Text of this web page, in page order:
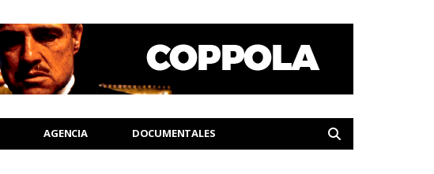
AGENCIA DOCUMENTALES